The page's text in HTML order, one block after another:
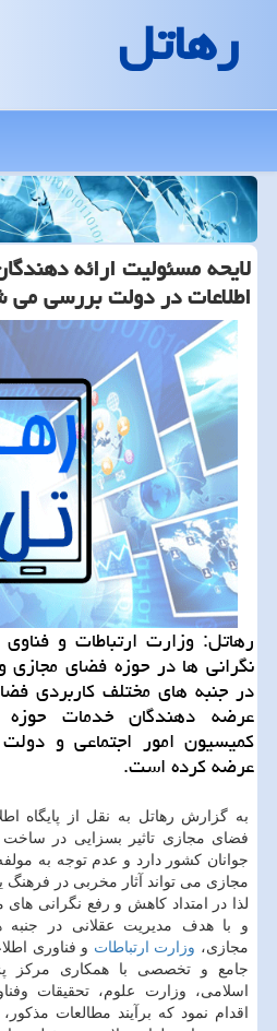
رهاتل
لایحه مسئولیت ارائه
اطلاعات در دولت بررسی می
رهاتل: وزارت ارتباطات و
نگرانی ها در حوزه فضای
در جنبه های مختلف كاربردی
عرضه دهندگان خدمات حوزه
كمیسیون امور اجتماعی و
عرضه كرده است.
به گزارش رهاتل به نقل از پایگاه
فضای مجازی تاثیر بسزایی در
جوانان کشور دارد و عدم توجه به
مجازی می تواند آثار مخربی در فرهنگ
لذا در امتداد کاهش و رفع نگرانی
و با هدف مدیریت عقلانی در
مجازی، وزارت ارتباطات و فناوری
جامع و تخصصی با همکاری
اسلامی، وزارت علوم، تحقیقات
اقدام نمود که برآیند مطالعات